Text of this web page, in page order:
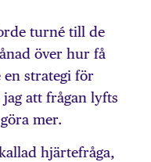
turné till de
över hur få
en strategi för
att frågan lyfts
mer.
hjärtefråga,